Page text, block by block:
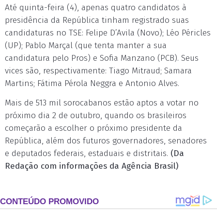
Até quinta-feira (4), apenas quatro candidatos à
presidência da República tinham registrado suas
candidaturas no TSE: Felipe D’Avila (Novo); Léo Péricles
(UP); Pablo Marçal (que tenta manter a sua
candidatura pelo Pros) e Sofia Manzano (PCB). Seus
vices são, respectivamente: Tiago Mitraud; Samara
Martins; Fátima Pérola Neggra e Antonio Alves.
Mais de 513 mil sorocabanos estão aptos a votar no
próximo dia 2 de outubro, quando os brasileiros
começarão a escolher o próximo presidente da
República, além dos futuros governadores, senadores
e deputados federais, estaduais e distritais. (Da
Redação com informações da Agência Brasil)